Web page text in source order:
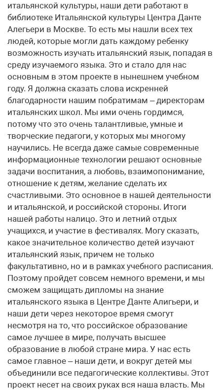
итальянской культуры, наши дети работают в
библиотеке Итальянской культуры Центра Данте
Алегьери в Москве. То есть мы нашли всех тех
людей, которые могли дать каждому ребенку
возможность изучать итальянский язык, попадая в
среду изучаемого языка. Это и стало для нас
основным в этом проекте в нынешнем учебном
году. Я должна сказать слова искренней
благодарности нашим побратимам – директорам
итальянских школ. Мы ими очень гордимся,
потому что это очень талантливые, умные и
творческие педагоги, у которых мы многому
научились. Не всегда даже самые современные
информационные технологии решают основные
задачи воспитания, а любовь, взаимопонимание,
отношение к детям, желание сделать их
счастливыми. Это основное в нашей деятельности
и итальянской, и российской стороны. Итоги
нашей работы налицо. Это и летний отдых
учащихся, и участие в фестивалях. Могу сказать,
какое значительное количество детей изучают
итальянский язык, причем не только
факультативно, но и в рамках учебного расписания.
Поэтому пройдет совсем немного времени, и мы
сможем защищать дипломы на знание
итальянского языка в Центре Данте Алигьери, и
наши дети через некоторое время смогут
несмотря на то, что российское образование
самое лучшее в мире, получать высшее
образование в любой стране мира. У нас есть
самое главное – наши дети, и вокруг детей мы
объединили все педагогические коллективы. Этот
проект несет на своих руках вся наша власть. Мы